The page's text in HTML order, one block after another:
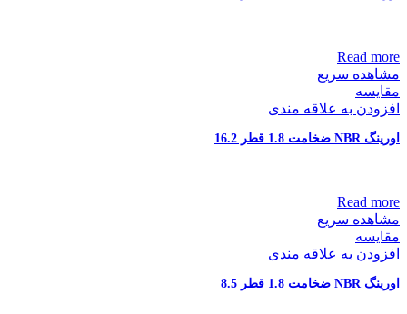
Read more
مشاهده سریع
مقایسه
افزودن به علاقه مندی
اورینگ NBR ضخامت 1.8 قطر 16.2
Read more
مشاهده سریع
مقایسه
افزودن به علاقه مندی
اورینگ NBR ضخامت 1.8 قطر 8.5